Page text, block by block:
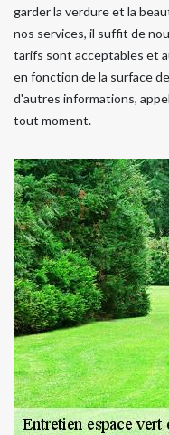
garder la verdure et la
nos services, il suffit de
tarifs sont acceptables et
en fonction de la surface
d'autres informations,
tout moment.